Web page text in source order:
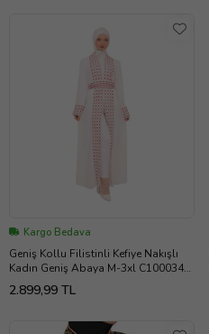
Kargo Bedava
Geniş Kollu Filistinli Kefiye Nakışlı
Kadın Geniş Abaya M-3xl C100034
(Beyaz - Beyaz)
2.899,99 TL